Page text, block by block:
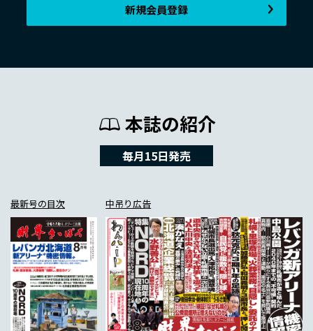
新規会員登録
本誌の紹介
毎月15日発売
最新号の目次 中吊り広告